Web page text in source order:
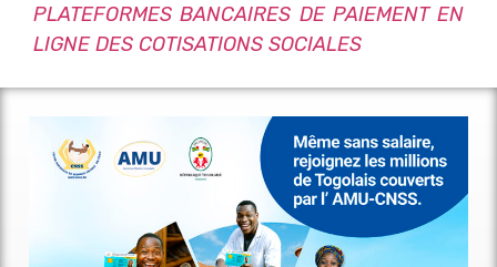
PLATEFORMES BANCAIRES DE PAIEMENT EN
LIGNE DES COTISATIONS SOCIALES